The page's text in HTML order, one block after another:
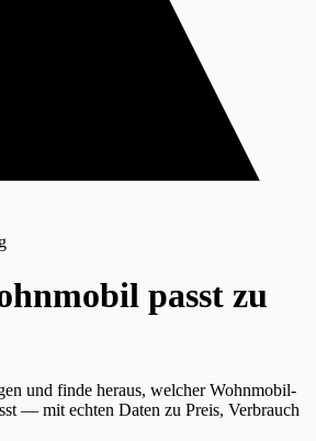
passt zu
und finde heraus, welcher Wohnmobil-
— mit echten Daten zu Preis, Verbrauch